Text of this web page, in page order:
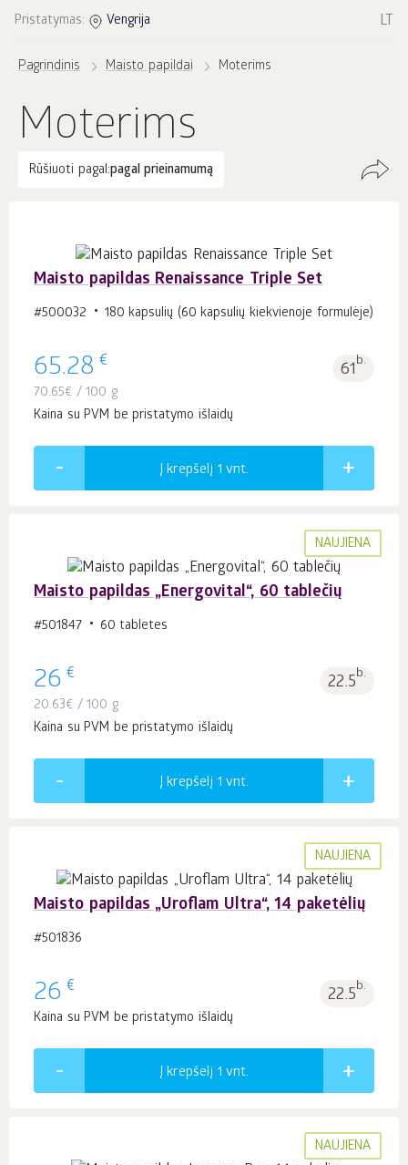
Pristatymas: Vengrija LT
Pagrindinis Maisto papildai Moterims
Moterims
Rūšiuoti pagal:pagal prieinamumą
Maisto papildas Renaissance Triple Set
#500032 180 kapsulių (60 kapsulių kiekvienoje formulėje)
65.28 € 61b.
70.65€ / 100 g
Kaina su PVM be pristatymo išlaidų
Į krepšelį 1 vnt.
NAUJIENA
Maisto papildas „Energovital“, 60 tablečių
#501847 60 tabletes
26 € 22.5b.
20.63€ / 100 g
Kaina su PVM be pristatymo išlaidų
Į krepšelį 1 vnt.
NAUJIENA
Maisto papildas „Uroflam Ultra“, 14 paketėlių
#501836
26 € 22.5b.
Kaina su PVM be pristatymo išlaidų
Į krepšelį 1 vnt.
NAUJIENA